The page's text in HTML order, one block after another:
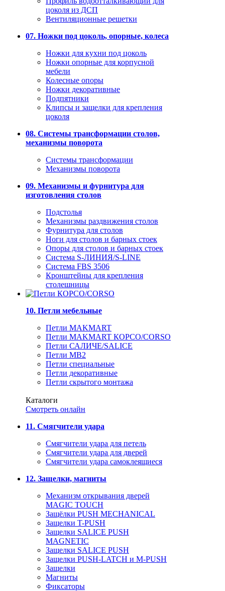
цоколя из ДСП
Вентиляционные решетки
07. Ножки под цоколь, опорные, колеса
Ножки для кухни под цоколь
Ножки опорные для корпусной
мебели
Колесные опоры
Ножки декоративные
Подпятники
Клипсы и защелки для крепления
цоколя
08. Системы трансформации столов,
механизмы поворота
Системы трансформации
Механизмы поворота
09. Механизмы и фурнитура для
изготовления столов
Подстолья
Механизмы раздвижения столов
Фурнитура для столов
Ноги для столов и барных стоек
Опоры для столов и барных стоек
Система S-ЛИНИЯ/S-LINE
Система FBS 3506
Кронштейны для крепления
столешницы
10. Петли мебельные
Петли MAKMART
Петли MAKMART КОРСО/CORSO
Петли САЛИЧЕ/SALICE
Петли MB2
Петли специальные
Петли декоративные
Петли скрытого монтажа
Каталоги
Смотреть онлайн
11. Смягчители удара
Смягчители удара для петель
Смягчители удара для дверей
Cмягчители удара самоклеящиеся
12. Защелки, магниты
Механизм открывания дверей
MAGIC TOUCH
Защёлки PUSH MECHANICAL
Защелки T-PUSH
Защелки SALICE PUSH
MAGNETIC
Защелки SALICE PUSH
Защелки PUSH-LATCH и M-PUSH
Защелки
Магниты
Фиксаторы